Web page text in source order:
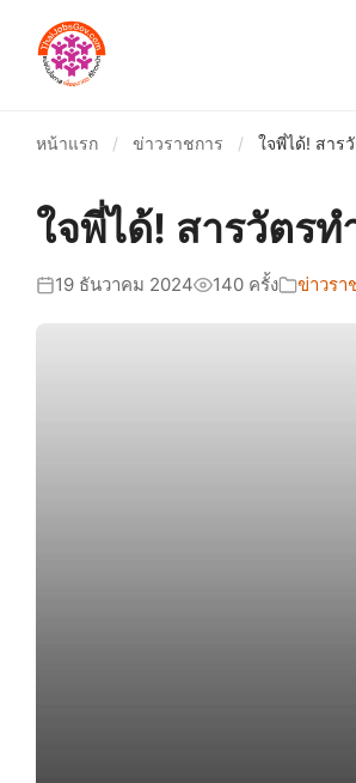
หน้าแรก / ข่าวราชการ / ใจพี่ได้! สาร
ใจพี่ได้! สารวัตร
19 ธันวาคม 2024 140 ครั้ง ข่าวรา